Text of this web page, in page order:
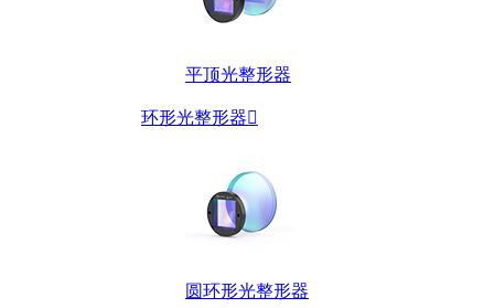
平顶光整形器
环形光整形器
圆环形光整形器